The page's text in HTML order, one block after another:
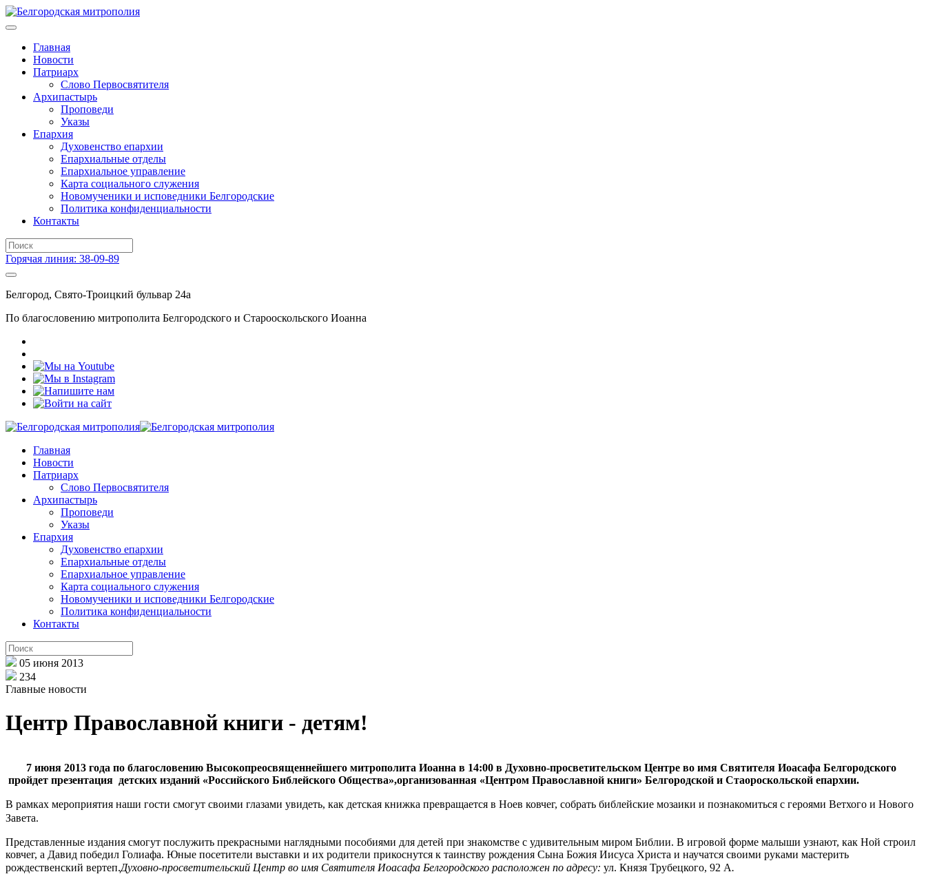
Главная
Новости
Патриарх
Слово Первосвятителя
Архипастырь
Проповеди
Указы
Епархия
Духовенство епархии
Епархиальные отделы
Епархиальное управление
Карта социального служения
Новомученики и исповедники Белгородские
Политика конфиденциальности
Контакты
Горячая линия: 38-09-89
Белгород, Свято-Троицкий бульвар 24а
По благословению митрополита Белгородского и Старооскольского Иоанна
Главная
Новости
Патриарх
Слово Первосвятителя
Архипастырь
Проповеди
Указы
Епархия
Духовенство епархии
Епархиальные отделы
Епархиальное управление
Карта социального служения
Новомученики и исповедники Белгородские
Политика конфиденциальности
Контакты
05 июня 2013
234
Главные новости
Центр Православной книги - детям!
7 июня 2013 года по благословению Высокопреосвященнейшего митрополита Иоанна в 14:00 в Духовно-просветительском Центре во имя Святителя Иоасафа Белгородского
пройдет презентация детских изданий «Российского Библейского Общества»,организованная «Центром Православной книги» Белгородской и Стаороскольской епархии.
В рамках мероприятия наши гости смогут своими глазами увидеть, как детская книжка превращается в Ноев ковчег, собрать библейские мозаики и познакомиться с героями Ветхого и Нового
Завета.
Представленные издания смогут послужить прекрасными наглядными пособиями для детей при знакомстве с удивительным миром Библии. В игровой форме малыши узнают, как Ной строил
ковчег, а Давид победил Голиафа. Юные посетители выставки и их родители прикоснутся к таинству рождения Сына Божия Иисуса Христа и научатся своими руками мастерить
рождественский вертеп.Духовно-просветительский Центр во имя Святителя Иоасафа Белгородского расположен по адресу: ул. Князя Трубецкого, 92 А.